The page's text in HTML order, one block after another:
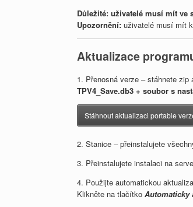
Důležité: uživatelé musí mít ve
Upozornění: uživatelé musí mít
Aktualizace
1. Přenosná verze – stáhnete
TPV4_Save.db3 + soubor s
Stáhnout aktualizaci portable
2. Stanice – přeinstalujete
3. Přeinstalujete instalaci na
4. Použijte automatickou
Klikněte na tlačítko Automaticky